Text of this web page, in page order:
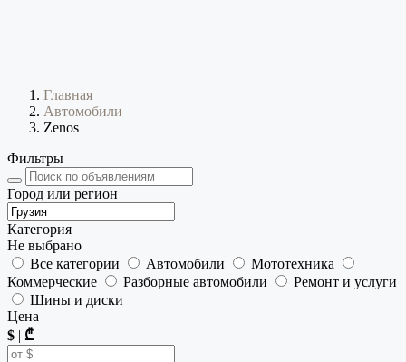
Главная
Автомобили
Zenos
Фильтры
Город или регион
Категория
Не выбрано
Все категории
Автомобили
Мототехника
Коммерческие
Разборные автомобили
Ремонт и услуги
Шины и диски
Цена
$ | ₾